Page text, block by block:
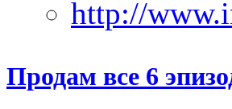
Продам все 6